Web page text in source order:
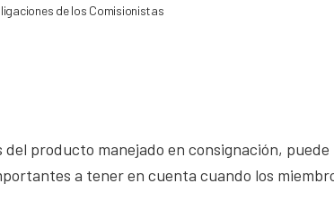
de los Comisionistas
producto manejado en consignación,
a tener en cuenta cuando los